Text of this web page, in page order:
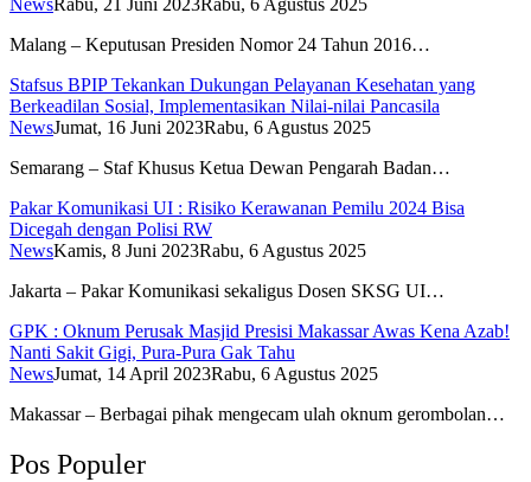
NewsRabu, 21 Juni 2023Rabu, 6 Agustus 2025
Malang – Keputusan Presiden Nomor 24 Tahun 2016…
Stafsus BPIP Tekankan Dukungan Pelayanan Kesehatan yang
Berkeadilan Sosial, Implementasikan Nilai-nilai Pancasila
NewsJumat, 16 Juni 2023Rabu, 6 Agustus 2025
Semarang – Staf Khusus Ketua Dewan Pengarah Badan…
Pakar Komunikasi UI : Risiko Kerawanan Pemilu 2024 Bisa
Dicegah dengan Polisi RW
NewsKamis, 8 Juni 2023Rabu, 6 Agustus 2025
Jakarta – Pakar Komunikasi sekaligus Dosen SKSG UI…
GPK : Oknum Perusak Masjid Presisi Makassar Awas Kena Azab!
Nanti Sakit Gigi, Pura-Pura Gak Tahu
NewsJumat, 14 April 2023Rabu, 6 Agustus 2025
Makassar – Berbagai pihak mengecam ulah oknum gerombolan…
Pos Populer